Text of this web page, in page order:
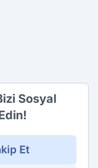
Sosyal
Et